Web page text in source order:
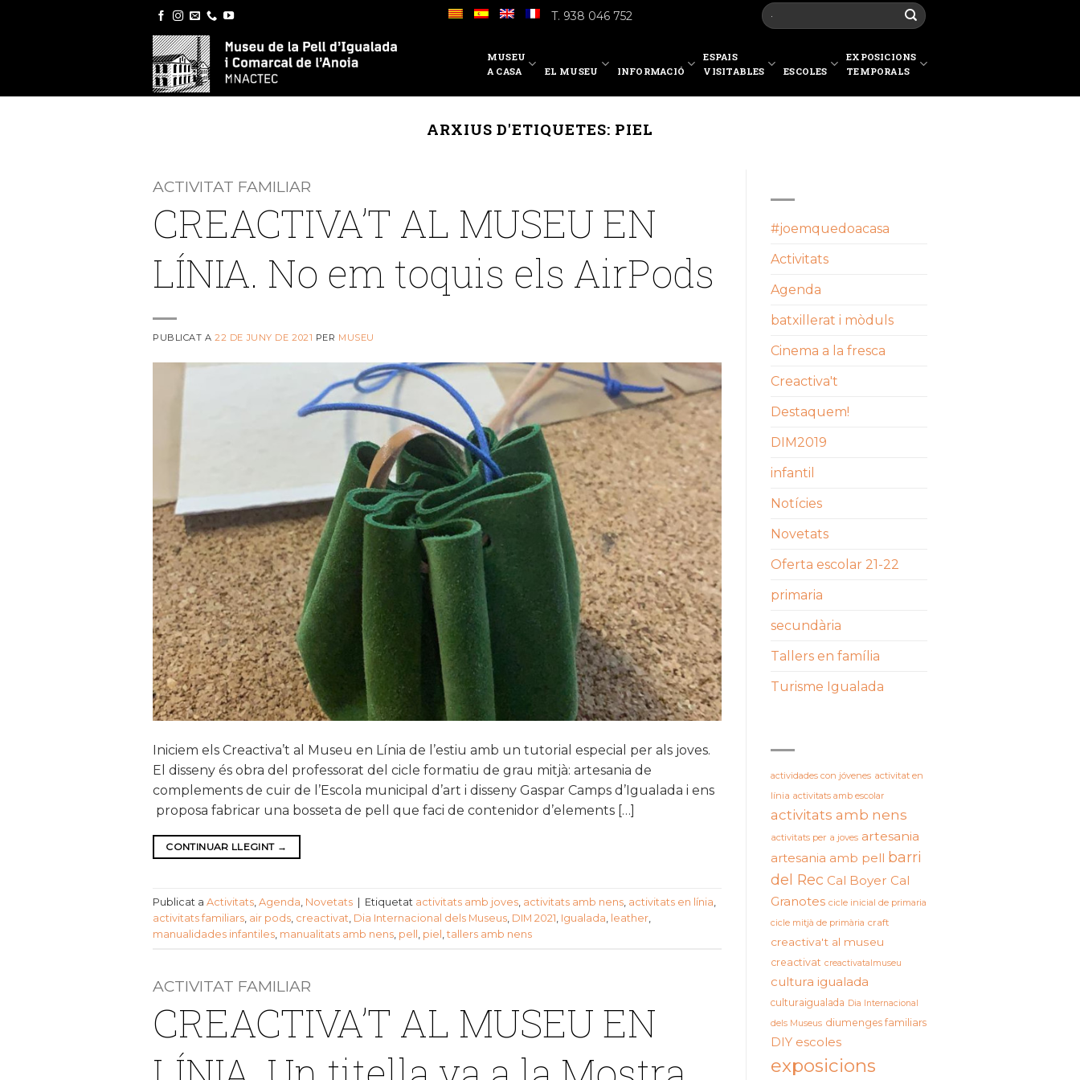
T. 938 046 752
MUSEU
A CASA
EL MUSEU INFORMACIÓ
ESPAIS
VISITABLES
ESCOLES
EXPOSICIONS
TEMPORALS
ARXIUS D'ETIQUETES: PIEL
ACTIVITAT FAMILIAR
CREACTIVA’T AL MUSEU EN
LÍNIA. No em toquis els AirPods
PUBLICAT A22 DE JUNY DE 2021 PER MUSEU
Iniciem els Creactiva’t al Museu en Línia de l’estiu amb un tutorial especial per als joves.
El disseny és obra del professorat del cicle formatiu de grau mitjà: artesania de
complements de cuir de l’Escola municipal d’art i disseny Gaspar Camps d’Igualada i ens
proposa fabricar una bosseta de pell que faci de contenidor d’elements […]
CONTINUAR LLEGINT →
Publicat a Activitats Agenda Novetats | Etiquetat activitats amb joves activitats amb nens activitats en línia
activitats familiars air pods creactivat Dia Internacional dels Museus DIM 2021 Igualada leather
manualidades infantiles manualitats amb nens pell piel tallers amb nens
ACTIVITAT FAMILIAR
CREACTIVA’T AL MUSEU EN
#joemquedoacasa
Activitats
Agenda
batxillerat i mòduls
Cinema a la fresca
Creactiva't
Destaquem!
DIM2019
infantil
Notícies
Novetats
Oferta escolar 21-22
primaria
secundària
Tallers en família
Turisme Igualada
actividades con jóvenes activitat en
línia activitats amb escolar
activitats amb nens
activitats per a joves artesania
artesania amb pell barri
del Rec Cal Boyer Cal
Granotes cicle inicial de primaria
cicle mitjà de primària craft
creactiva't al museu
creactivat creactivatalmuseu
cultura igualada
culturaigualada Dia Internacional
dels Museus diumenges familiars
DIY escoles
exposicions